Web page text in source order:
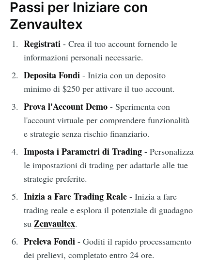
Passi per Iniziare con
Zenvaultex
Registrati- Crea il tuo account fornendo le
informazioni personali necessarie.
Deposita Fondi- Inizia con un deposito
minimo di $250 per attivare il tuo account.
Prova l'Account Demo- Sperimenta con
l'account virtuale per comprendere funzionalità
e strategie senza rischio finanziario.
Imposta i Parametri di Trading- Personalizza
le impostazioni di trading per adattarle alle tue
strategie preferite.
Inizia a Fare Trading Reale- Inizia a fare
trading reale e esplora il potenziale di guadagno
su Zenvaultex.
Preleva Fondi- Goditi il rapido processamento
dei prelievi, completato entro 24 ore.